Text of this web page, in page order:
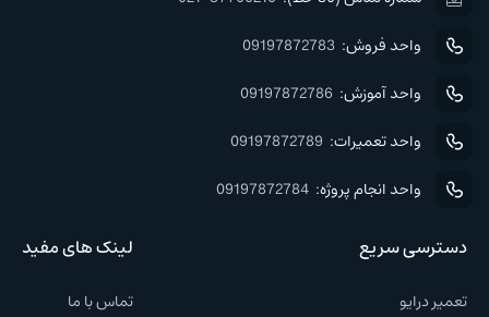
واحد فروش: 09197872783
واحد آموزش: 09197872786
واحد تعمیرات: 09197872789
واحد انجام پروژه: 09197872784
دسترسی سریع
تعمیر درایو
لینک های مفید
تماس با ما